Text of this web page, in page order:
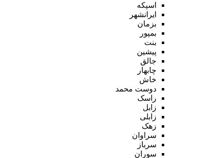
اسپکه
ایرانشهر
بزمان
بمپور
بنت
پیشین
جالق
چابهار
خاش
دوست محمد
راسک
زابل
زابلی
زهک
سراوان
سرباز
سوران